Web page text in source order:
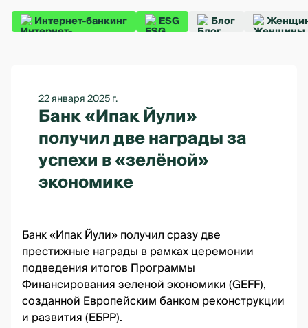
Интернет-банкинг ESG Блог
22 января 2025 г.
Банк «Ипак Йули»
получил две награды за
успехи в «зелёной»
экономике
Банк «Ипак Йули» получил сразу две
престижные награды в рамках церемонии
подведения итогов Программы
Финансирования зеленой экономики (GEFF),
созданной Европейским банком реконструкции
и развития (ЕБРР).